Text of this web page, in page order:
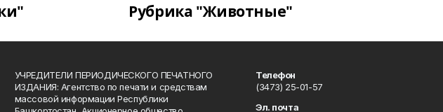
Рубрика "Животные"
УЧРЕДИТЕЛИ ПЕРИОДИЧЕСКОГО ПЕЧАТНОГО
ИЗДАНИЯ: Агентство по печати и средствам
массовой информации Республики
Телефон
(3473) 25-01-57
Эл. почта